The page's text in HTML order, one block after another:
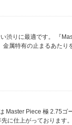
渋りに最適です。 『
属特有の止まるあたり
Master Piece 極 2.75ゴ
に仕上がっております。